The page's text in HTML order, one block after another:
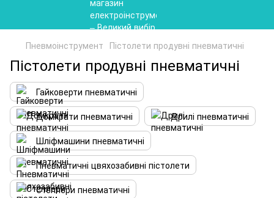
Пневмоінструмент Пістолети продувні пневматичні
Пістолети продувні пневматичні
Гайковерти пневматичні
Домкрати пневматичні
Дрилі пневматичні
Шліфмашини пневматичні
Пневматичні цвяхозабивні пістолети
Степлери пневматичні